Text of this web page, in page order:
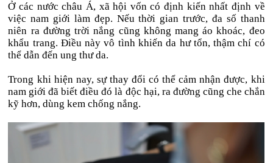
Ở các nước châu Á, xã hội vốn có định kiến nhất định về
việc nam giới làm đẹp. Nếu thời gian trước, đa số thanh
niên ra đường trời nắng cũng không mang áo khoác, đeo
khẩu trang. Điều này vô tình khiến da hư tổn, thậm chí có
thể dẫn đến ung thư da.
Trong khi hiện nay, sự thay đổi có thể cảm nhận được, khi
nam giới đã biết điều đó là độc hại, ra đường cũng che chắn
kỹ hơn, dùng kem chống nắng.